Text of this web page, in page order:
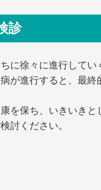
診
に徐々に進行して
が進行すると、最
を保ち、いきいき
討ください。